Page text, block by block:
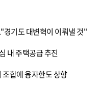
경기도 대변혁이 이뤄낼 것"
내 주택공급 추진
합에 융자한도 상향